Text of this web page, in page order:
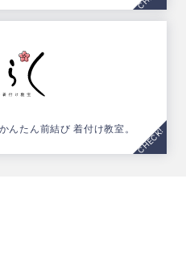
かんたん前結び 着付け教室。